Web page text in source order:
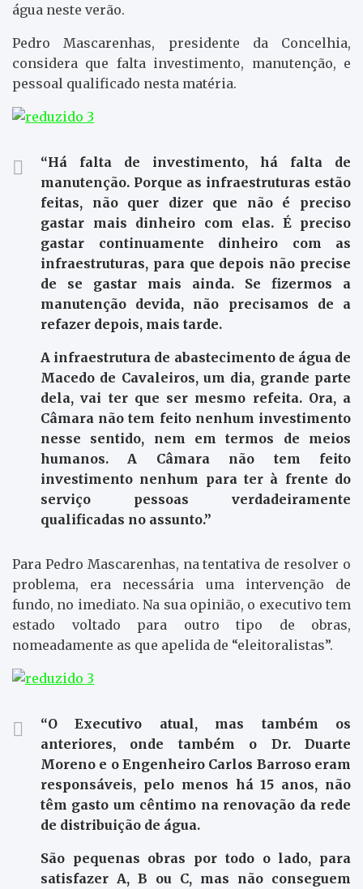
água neste verão.
Pedro Mascarenhas, presidente da Concelhia,
considera que falta investimento, manutenção, e
pessoal qualificado nesta matéria.
“Há falta de investimento, há falta de
manutenção. Porque as infraestruturas estão
feitas, não quer dizer que não é preciso
gastar mais dinheiro com elas. É preciso
gastar continuamente dinheiro com as
infraestruturas, para que depois não precise
de se gastar mais ainda. Se fizermos a
manutenção devida, não precisamos de a
refazer depois, mais tarde.
A infraestrutura de abastecimento de água de
Macedo de Cavaleiros, um dia, grande parte
dela, vai ter que ser mesmo refeita. Ora, a
Câmara não tem feito nenhum investimento
nesse sentido, nem em termos de meios
humanos. A Câmara não tem feito
investimento nenhum para ter à frente do
serviço pessoas verdadeiramente
qualificadas no assunto.”
Para Pedro Mascarenhas, na tentativa de resolver o
problema, era necessária uma intervenção de
fundo, no imediato. Na sua opinião, o executivo tem
estado voltado para outro tipo de obras,
nomeadamente as que apelida de “eleitoralistas”.
“O Executivo atual, mas também os
anteriores, onde também o Dr. Duarte
Moreno e o Engenheiro Carlos Barroso eram
responsáveis, pelo menos há 15 anos, não
têm gasto um cêntimo na renovação da rede
de distribuição de água.
São pequenas obras por todo o lado, para
satisfazer A, B ou C, mas não conseguem